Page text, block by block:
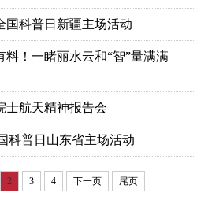
国科普日新疆主场活动
！一睹丽水云和“智”量满满
士航天精神报告会
科普日山东省主场活动
2 3 4 下一页 尾页